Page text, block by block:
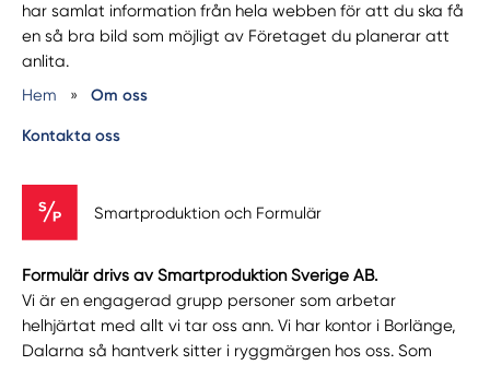
har samlat information från hela webben för att du ska få
en så bra bild som möjligt av Företaget du planerar att
anlita.
Hem
» Om oss
Kontakta oss
Smartproduktion och Formulär
Formulär drivs av Smartproduktion Sverige AB.
Vi är en engagerad grupp personer som arbetar
helhjärtat med allt vi tar oss ann. Vi har kontor i Borlänge,
Dalarna så hantverk sitter i ryggmärgen hos oss. Som